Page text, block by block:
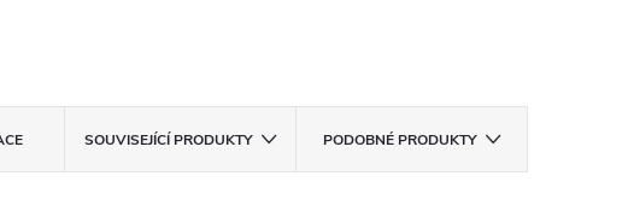
SOUVISEJÍCÍ PRODUKTY PODOBNÉ PRODUKTY